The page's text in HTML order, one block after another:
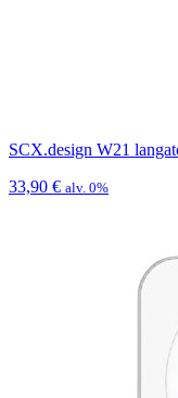
SCX.design W21
33,90 € alv. 0%